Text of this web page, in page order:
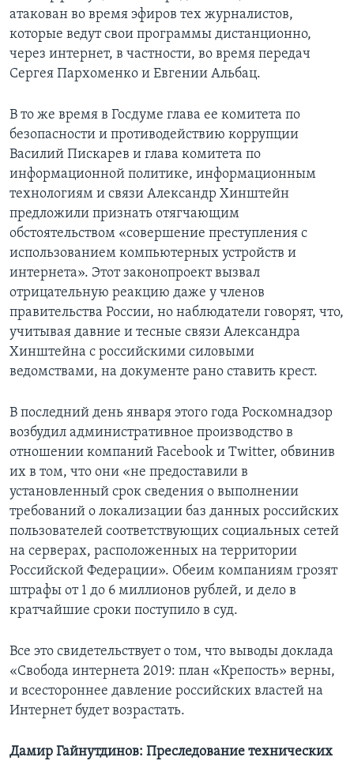
атакован во время эфиров тех журналистов,
которые ведут свои программы дистанционно,
через интернет, в частности, во время передач
Сергея Пархоменко и Евгении Альбац.
В то же время в Госдуме глава ее комитета по
безопасности и противодействию коррупции
Василий Пискарев и глава комитета по
информационной политике, информационным
технологиям и связи Александр Хинштейн
предложили признать отягчающим
обстоятельством «совершение преступления с
использованием компьютерных устройств и
интернета». Этот законопроект вызвал
отрицательную реакцию даже у членов
правительства России, но наблюдатели говорят, что,
учитывая давние и тесные связи Александра
Хинштейна с российскими силовыми
ведомствами, на документе рано ставить крест.
В последний день января этого года Роскомнадзор
возбудил административное производство в
отношении компаний Facebook и Twitter, обвинив
их в том, что они «не предоставили в
установленный срок сведения о выполнении
требований о локализации баз данных российских
пользователей соответствующих социальных сетей
на серверах, расположенных на территории
Российской Федерации». Обеим компаниям грозят
штрафы от 1 до 6 миллионов рублей, и дело в
кратчайшие сроки поступило в суд.
Все это свидетельствует о том, что выводы доклада
«Свобода интернета 2019: план «Крепость» верны,
и всестороннее давление российских властей на
Интернет будет возрастать.
Дамир Гайнутдинов: Преследование технических